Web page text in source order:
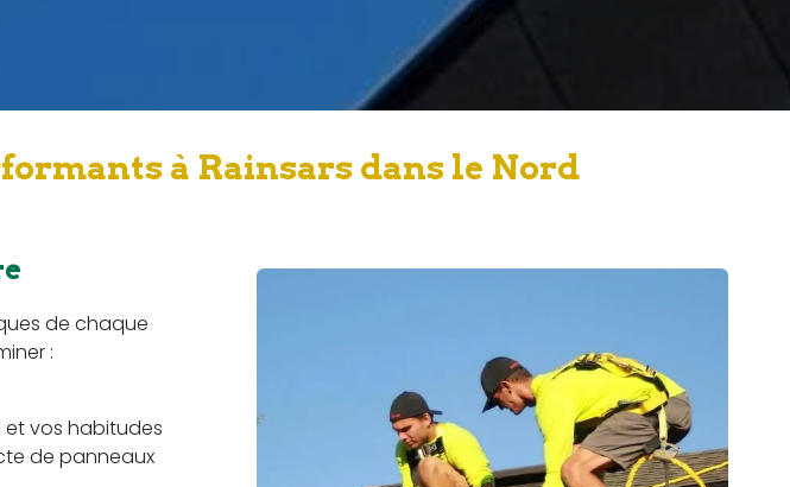
à Rainsars dans le Nord
de chaque
:
et vos habitudes
de panneaux